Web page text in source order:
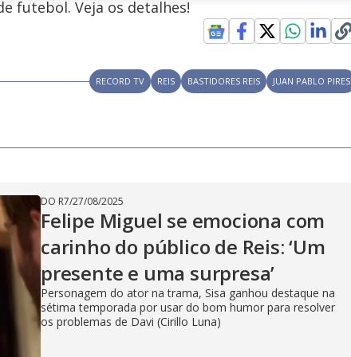
a
y
V
i
d
g
i
m
c
i t
u
r
e
futebol. Veja os detalhes!
RECORD TV REIS BASTIDORES REIS JUAN PABLO PIRES
DO R7/27/08/2025
Felipe Miguel se emociona com
carinho do público de Reis: ‘Um
presente e uma surpresa’
Personagem do ator na trama, Sisa ganhou destaque na
sétima temporada por usar do bom humor para resolver
os problemas de Davi (Cirillo Luna)